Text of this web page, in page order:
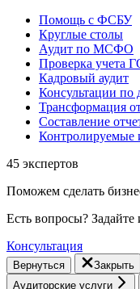
Помощь с ФСБУ
Круглые столы
Аудит по МСФО
Проверка учета
Кадровый аудит
Консультации по
Трансформация
Составление
Контролируемые
45 экспертов
Поможем сделать
Есть вопросы? Задайте
Консультация
Вернуться
Закрыть
Аудиторские услуги